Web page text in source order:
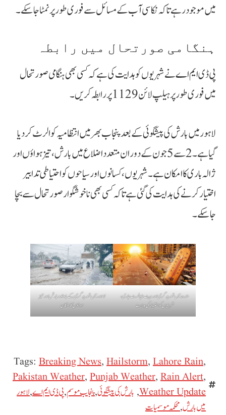
میں موجود رہے تاکہ نکاسی آب کے مسائل سے فوری طور پر نمٹا جا سکے۔
ہنگامی صورتحال میں رابطہ
پی ڈی ایم اے نے شہریوں کو ہدایت کی ہے کہ کسی بھی ہنگامی صورتحال
میں فوری طور پر ہیلپ لائن 1129 پر رابطہ کریں۔
لاہور میں بارش کی پیشگوئی کے بعد پنجاب بھر میں انتظامیہ کو الرٹ کر دیا
گیا ہے۔ 2 سے 5 جون کے دوران متعدد اضلاع میں بارش، تیز ہواؤں اور
ژالہ باری کا امکان ہے۔ شہریوں، کسانوں اور سیاحوں کو احتیاطی تدابیر
اختیار کرنے کی ہدایت کی گئی ہے تاکہ کسی بھی ناخوشگوار صورتحال سے بچا
جا سکے۔
سندھ میں شدید گرمی اور ہیٹ ویو الرٹ جاری،
شہریوں کو احتیاط کی ہدایت
لاہور میں شدید گرمی کے باوجود بارش اور تیز
ہواؤں کا امکان
Tags: Breaking News, Hailstorm, Lahore Rain,
Pakistan Weather, Punjab Weather, Rain Alert,
Weather Update
, بارش کی پیشگوئی,پنجاب موسم,پی ڈی ایم اے,لاہور
میں بارش,محکمہ موسمیات